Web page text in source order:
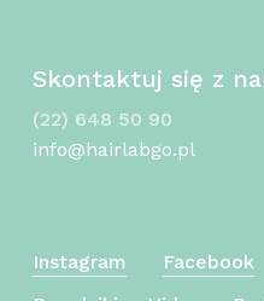
Skontaktuj się z
(22) 648 50 90
info@hairlabgo.pl
Instagram Facebook